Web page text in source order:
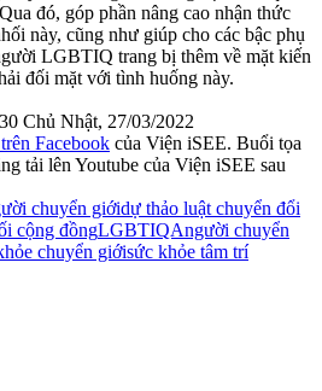
đó, góp phần nâng cao nhận thức
này, cũng như giúp cho các bậc phụ
LGBTIQ trang bị thêm về mặt kiến
đối mặt với tình huống này.
Chủ Nhật, 27/03/2022
Facebook của Viện iSEE. Buổi tọa
tải lên Youtube của Viện iSEE sau
chuyển giớidự thảo luật chuyển đổi
cộng đồngLGBTIQAngười chuyển
chuyển giớisức khỏe tâm trí